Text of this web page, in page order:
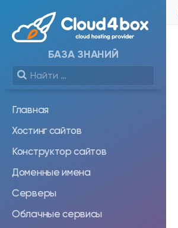
БАЗА ЗНАНИЙ
Главная
Хостинг сайтов
Конструктор сайтов
Доменные имена
Серверы
Облачные сервисы